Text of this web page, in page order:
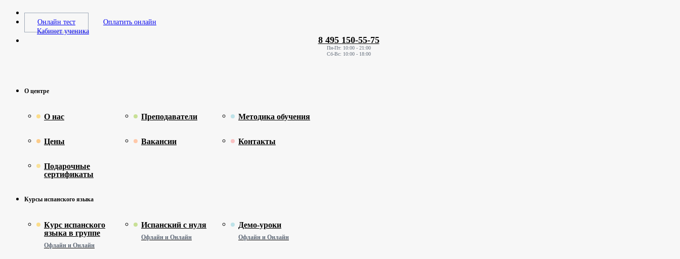
Онлайн тест
Оплатить онлайн
Кабинет ученика
8 495 150-55-75
Пн-Пт: 10:00 - 21:00
Сб-Вс: 10:00 - 18:00
О центре
О нас Преподаватели Методика обучения
Цены Вакансии Контакты
Подарочные
сертификаты
Курсы испанского языка
Курс испанского
языка в группе
Офлайн и Онлайн
Испанский с нуля
Офлайн и Онлайн
Демо-уроки
Офлайн и Онлайн